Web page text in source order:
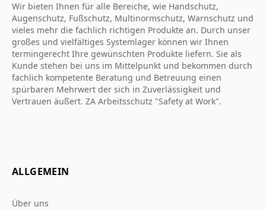
Wir bieten Ihnen für alle Bereiche, wie Handschutz,
Augenschutz, Fußschutz, Multinormschutz, Warnschutz und
vieles mehr die fachlich richtigen Produkte an. Durch unser
großes und vielfältiges Systemlager können wir Ihnen
termingerecht Ihre gewünschten Produkte liefern. Sie als
Kunde stehen bei uns im Mittelpunkt und bekommen durch
fachlich kompetente Beratung und Betreuung einen
spürbaren Mehrwert der sich in Zuverlässigkeit und
Vertrauen äußert. ZA Arbeitsschutz "Safety at Work".
ALLGEMEIN
Über uns